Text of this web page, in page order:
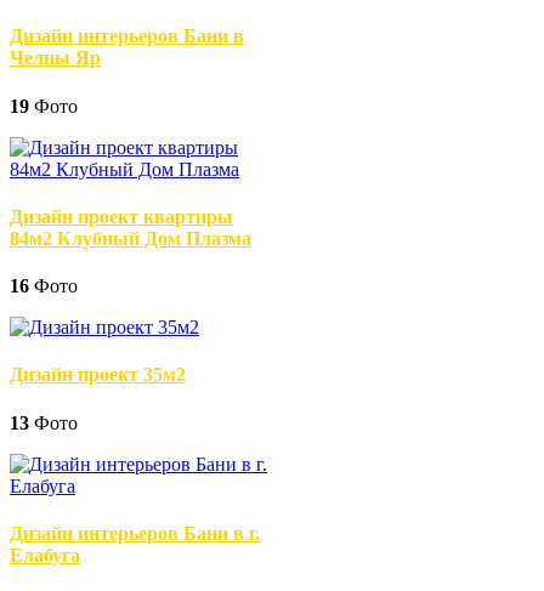
Дизайн интерьеров Бани в
Челны Яр
19 Фото
Дизайн проект квартиры
84м2 Клубный Дом Плазма
16 Фото
Дизайн проект 35м2
13 Фото
Дизайн интерьеров Бани в г.
Елабуга